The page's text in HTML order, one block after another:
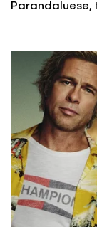
Parandaluese,